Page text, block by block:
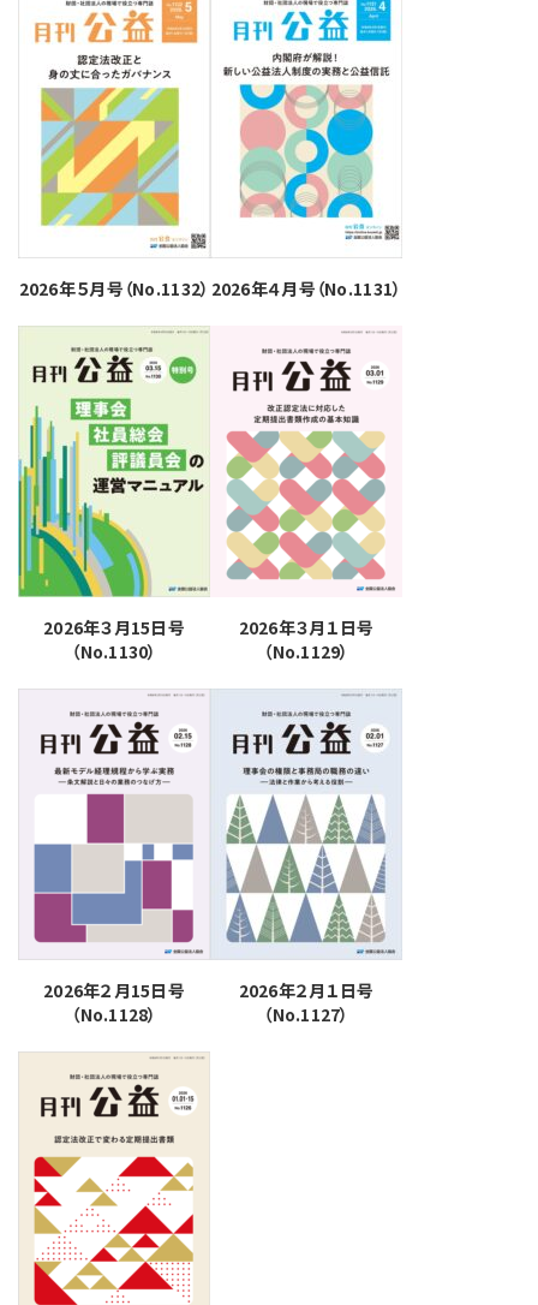
2026年５月号（No.1132） 2026年４月号（No.1131）
2026年３月15日号
（No.1130）
2026年３月１日号
（No.1129）
2026年２月15日号
（No.1128）
2026年２月１日号
（No.1127）